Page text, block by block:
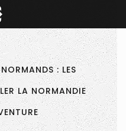
: LES
LA NORMANDIE
les cookies pour une